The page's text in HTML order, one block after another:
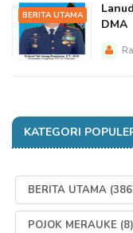
BERITA UTAMA
DMA
KATEGORI
BERITA UTAMA
POJOK MERAUKE (8)